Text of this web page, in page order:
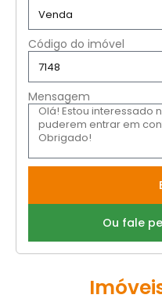
Código do imóvel
Mensagem
Ou fale